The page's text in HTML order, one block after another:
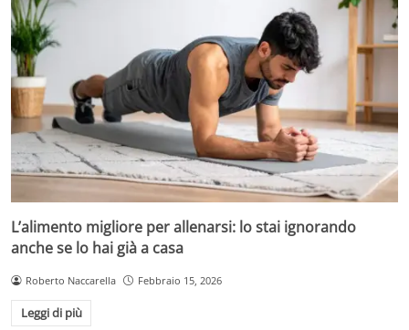
L’alimento migliore per allenarsi: lo stai ignorando
anche se lo hai già a casa
Roberto Naccarella Febbraio 15, 2026
Leggi di più